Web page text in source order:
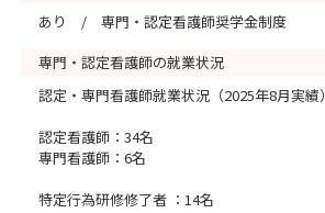
あり / 専門・認定看護師奨学金制度
専門・認定看護師の就業状況
認定・専門看護師就業状況（2025年8月実績）
認定看護師：34名
専門看護師：6名
特定行為研修修了者 ：14名